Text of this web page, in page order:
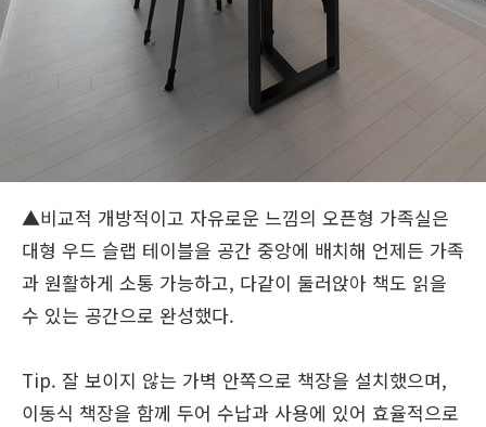
▲비교적 개방적이고 자유로운 느낌의 오픈형 가족실은
대형 우드 슬랩 테이블을 공간 중앙에 배치해 언제든 가족
과 원활하게 소통 가능하고, 다같이 둘러앉아 책도 읽을
수 있는 공간으로 완성했다.
Tip. 잘 보이지 않는 가벽 안쪽으로 책장을 설치했으며,
이동식 책장을 함께 두어 수납과 사용에 있어 효율적으로